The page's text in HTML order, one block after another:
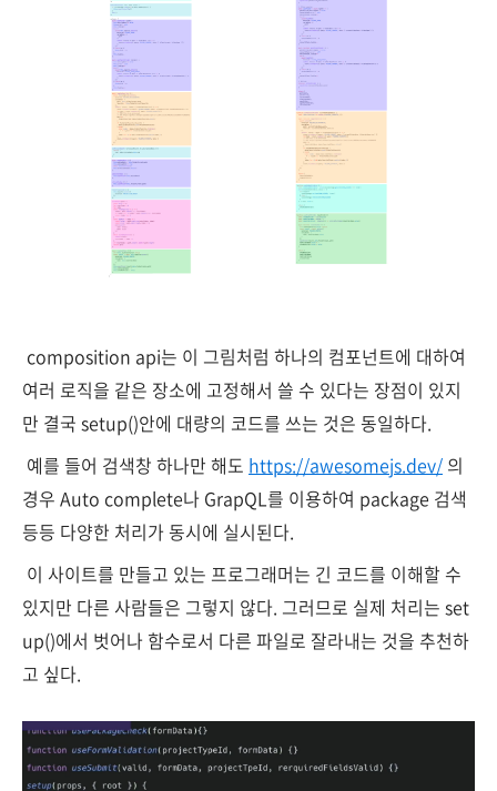
composition api는 이 그림처럼 하나의 컴포넌트에 대하여
여러 로직을 같은 장소에 고정해서 쓸 수 있다는 장점이 있지
만 결국 setup()안에 대량의 코드를 쓰는 것은 동일하다.
예를 들어 검색창 하나만 해도 https://awesomejs.dev/ 의
경우 Auto complete나 GrapQL를 이용하여 package 검색
등등 다양한 처리가 동시에 실시된다.
이 사이트를 만들고 있는 프로그래머는 긴 코드를 이해할 수
있지만 다른 사람들은 그렇지 않다. 그러므로 실제 처리는 set
up()에서 벗어나 함수로서 다른 파일로 잘라내는 것을 추천하
고 싶다.